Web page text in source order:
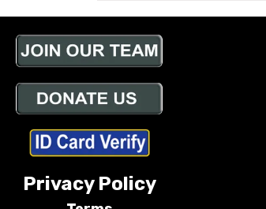
Privacy Policy